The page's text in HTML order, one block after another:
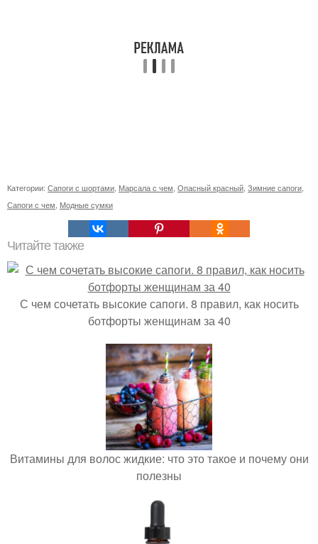
Категории: Сапоги с шортами Марсала с чем Опасный красный Зимние сапоги
Сапоги с чем Модные сумки
Читайте также
С чем сочетать высокие сапоги. 8 правил, как носить
ботфорты женщинам за 40
Витамины для волос жидкие: что это такое и почему они
полезны